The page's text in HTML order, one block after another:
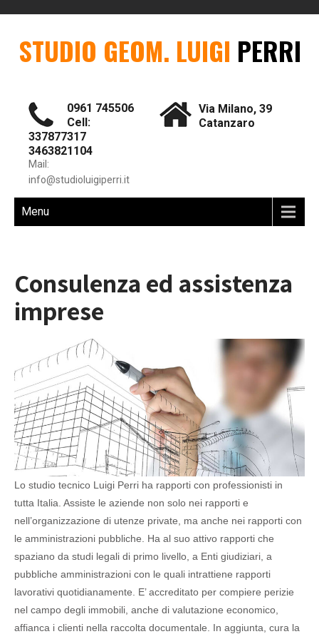
STUDIO GEOM. LUIGI PERRI
0961 745506
Cell:
337877317
3463821104
Mail:
info@studioluigiperri.it
Via Milano, 39
Catanzaro
Menu
Consulenza ed assistenza
imprese
Lo studio tecnico Luigi Perri ha rapporti con professionisti in
tutta Italia. Assiste le aziende non solo nei rapporti e
nell’organizzazione di utenze private, ma anche nei rapporti con
le amministrazioni pubbliche. Ha al suo attivo rapporti che
spaziano da studi legali di primo livello, a Enti giudiziari, a
pubbliche amministrazioni con le quali intrattiene rapporti
lavorativi quotidianamente. E’ accreditato per compiere perizie
nel campo degli immobili, anche di valutazione economico,
affianca i clienti nella raccolta documentale. In aggiunta, cura la